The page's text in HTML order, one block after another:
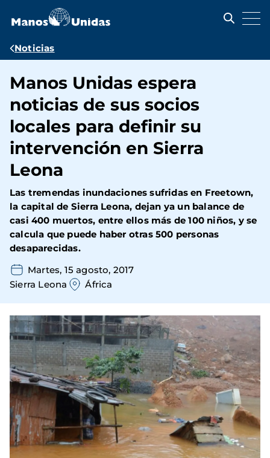
contenido
Ruta
navegación
Noticias
Manos Unidas espera
noticias de sus socios
locales para definir su
intervención en Sierra
Leona
Las tremendas inundaciones sufridas en Freetown,
la capital de Sierra Leona, dejan ya un balance de
casi 400 muertos, entre ellos más de 100 niños, y se
calcula que puede haber otras 500 personas
desaparecidas.
Martes, 15 agosto, 2017
Sierra Leona
África